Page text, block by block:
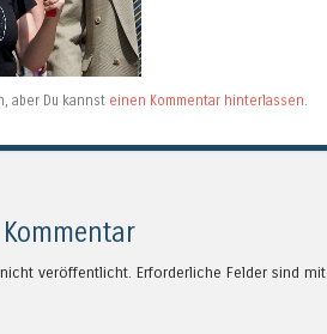
aber Du kannst einen Kommentar hinterlassen.
veröffentlicht. Erforderliche Felder sind mit